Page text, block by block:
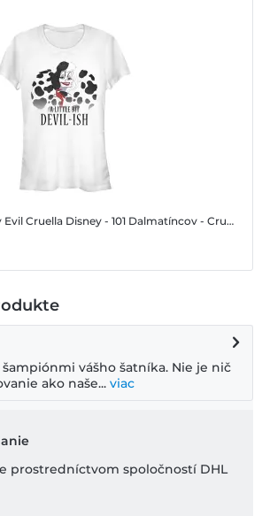
Evil Cruella Disney - 101 Dalmatíncov - Cruella DeVille Scary Evil Cruella - Dámske Tričko
vášho šatníka. Nie je nič
ako naše... viac
prostredníctvom spoločností DHL